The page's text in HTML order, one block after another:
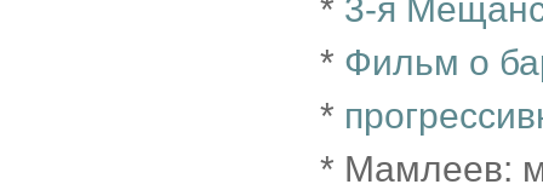
* 3-я
* Фильм о
*
* Мамлеев: